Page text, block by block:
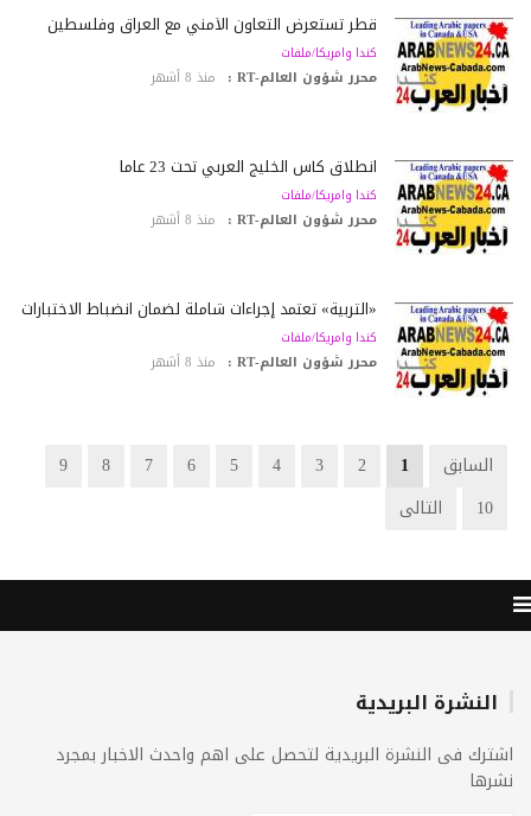
قطر تستعرض التعاون الأمني مع العراق وفلسطين
كندا وامريكا/ملفات
محرر شؤون العالم-RT : منذ 8 أشهر
انطلاق كأس الخليج العربي تحت 23 عاماً
كندا وامريكا/ملفات
محرر شؤون العالم-RT : منذ 8 أشهر
«التربية» تعتمد إجراءات شاملة لضمان انضباط الاختبارات
كندا وامريكا/ملفات
محرر شؤون العالم-RT : منذ 8 أشهر
السابق 1
2
3
4
5
6
7
8
9
10
التالى
النشرة البريدية
اشترك فى النشرة البريدية لتحصل على اهم واحدث الاخبار بمجرد
نشرها